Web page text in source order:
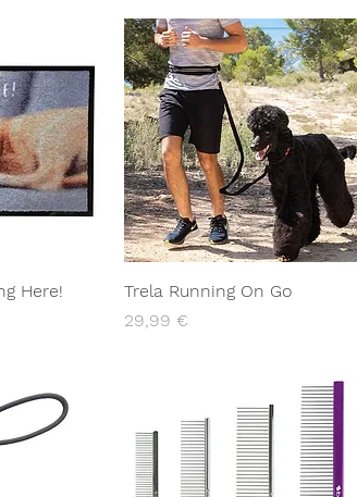
Here!
Trela Running On Go
Preço
29,99 €